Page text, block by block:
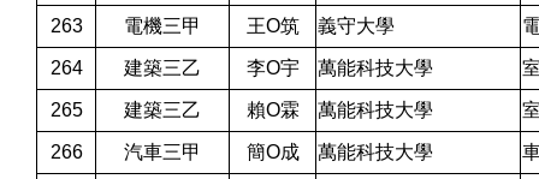
263 電機三甲 王O筑 義守大學
264 建築三乙 李O宇 萬能科技大學
265 建築三乙 賴O霖 萬能科技大學
266 汽車三甲 簡O成 萬能科技大學